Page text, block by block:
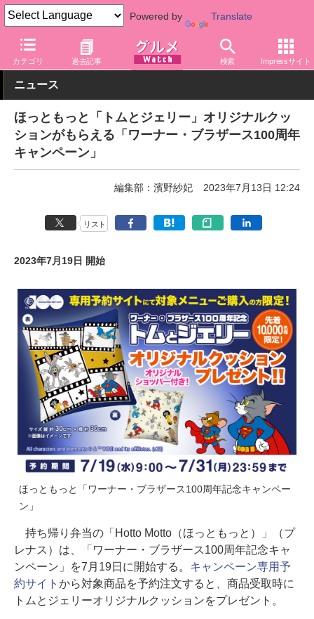
Powered by Translate
カテゴリ 過去記事 検索 Impressサイト
グルメ Watch 店舗 ほっともっと
ニュース
ほっともっと「トムとジェリー」オリジナルクッ
ションがもらえる「ワーナー・ブラザース100周年
キャンペーン」
編集部：濱野紗妃 2023年7月13日 12:24
リスト
2023年7月19日 開始
ほっともっと「ワーナー・ブラザース100周年記念キャンペー
ン」
持ち帰り弁当の「Hotto Motto（ほっともっと）」（プ
レナス）は、「ワーナー・ブラザース100周年記念キャ
ンペーン」を7月19日に開始する。 キャンペーン専用予
約サイト から対象商品を予約注文すると、商品受取時に
トムとジェリーオリジナルクッションをプレゼント。